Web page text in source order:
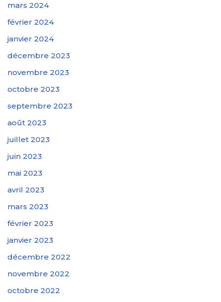
mars 2024
février 2024
janvier 2024
décembre 2023
novembre 2023
octobre 2023
septembre 2023
août 2023
juillet 2023
juin 2023
mai 2023
avril 2023
mars 2023
février 2023
janvier 2023
décembre 2022
novembre 2022
octobre 2022